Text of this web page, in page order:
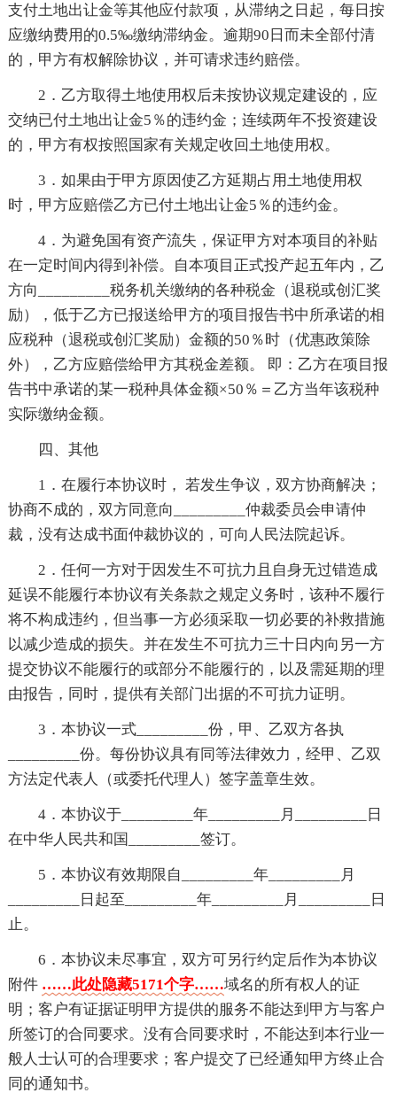
支付土地出让金等其他应付款项，从滞纳之日起，每日按
应缴纳费用的0.5‰缴纳滞纳金。逾期90日而未全部付清
的，甲方有权解除协议，并可请求违约赔偿。
2．乙方取得土地使用权后未按协议规定建设的，应
交纳已付土地出让金5％的违约金；连续两年不投资建设
的，甲方有权按照国家有关规定收回土地使用权。
3．如果由于甲方原因使乙方延期占用土地使用权
时，甲方应赔偿乙方已付土地出让金5％的违约金。
4．为避免国有资产流失，保证甲方对本项目的补贴
在一定时间内得到补偿。自本项目正式投产起五年内，乙
方向_________税务机关缴纳的各种税金（退税或创汇奖
励），低于乙方已报送给甲方的项目报告书中所承诺的相
应税种（退税或创汇奖励）金额的50％时（优惠政策除
外），乙方应赔偿给甲方其税金差额。 即：乙方在项目报
告书中承诺的某一税种具体金额×50％＝乙方当年该税种
实际缴纳金额。
四、其他
1．在履行本协议时， 若发生争议，双方协商解决；
协商不成的，双方同意向_________仲裁委员会申请仲
裁，没有达成书面仲裁协议的，可向人民法院起诉。
2．任何一方对于因发生不可抗力且自身无过错造成
延误不能履行本协议有关条款之规定义务时，该种不履行
将不构成违约，但当事一方必须采取一切必要的补救措施
以减少造成的损失。并在发生不可抗力三十日内向另一方
提交协议不能履行的或部分不能履行的，以及需延期的理
由报告，同时，提供有关部门出据的不可抗力证明。
3．本协议一式_________份，甲、乙双方各执
_________份。每份协议具有同等法律效力，经甲、乙双
方法定代表人（或委托代理人）签字盖章生效。
4．本协议于_________年_________月_________日
在中华人民共和国_________签订。
5．本协议有效期限自_________年_________月
_________日起至_________年_________月_________日
止。
6．本协议未尽事宜，双方可另行约定后作为本协议
附件 ……此处隐藏5171个字……域名的所有权人的证
明；客户有证据证明甲方提供的服务不能达到甲方与客户
所签订的合同要求。没有合同要求时，不能达到本行业一
般人士认可的合理要求；客户提交了已经通知甲方终止合
同的通知书。